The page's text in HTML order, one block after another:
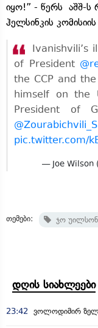
იყო!” - წერს აშშ-ს
ჰელსინკის
Ivanishvili’s
of President
the CCP and
himself on the
President of
@Zourabichvili_S
pic.twitter.com/
— Joe Wilson
თემები: ჯო
დღის სიახლეები
23:42 ვოლოდიმირ